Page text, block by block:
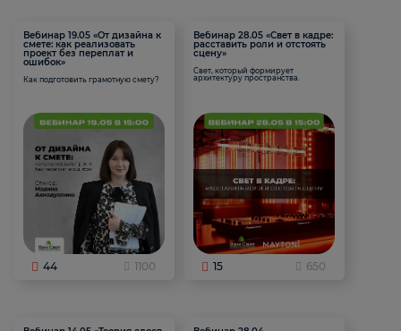
Вебинар 19.05 «От дизайна к
смете: как реализовать
проект без переплат и
ошибок»
Как подготовить грамотную смету?
44 1100
Вебинар 28.05 «Свет в кадре:
расставить роли и отстоять
сцену»
Свет, который формирует
архитектуру пространства.
15 650